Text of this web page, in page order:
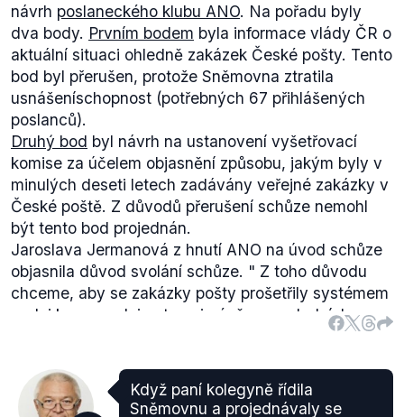
návrh poslaneckého klubu ANO. Na pořadu byly
dva body. Prvním bodem byla informace vlády ČR o
aktuální situaci ohledně zakázek České pošty. Tento
bod byl přerušen, protože Sněmovna ztratila
usnášeníschopnost (potřebných 67 přihlášených
poslanců).
Druhý bod byl návrh na ustanovení vyšetřovací
komise za účelem objasnění způsobu, jakým byly v
minulých deseti letech zadávány veřejné zakázky v
České poště. Z důvodů přerušení schůze nemohl
být tento bod projednán.
Jaroslava Jermanová z hnutí ANO na úvod schůze
objasnila důvod svolání schůze. " Z toho důvodu
chceme, aby se zakázky pošty prošetřily systémem
padni komu padni, a to nejméně za posledních
deset let. Proto také poslanecký klub ANO a s námi
schůze a informaci vlády o dění v
České poště
o zřízení komise, která by v součinnosti s orgány
Když paní kolegyně řídila
Sněmovnu a projednávaly se